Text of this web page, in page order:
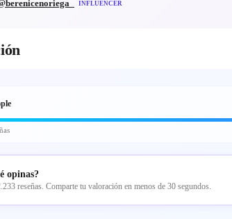
berenicenoriega_ INFLUENCER
opinas?
reseñas. Comparte tu valoración en menos de 30 segundos.